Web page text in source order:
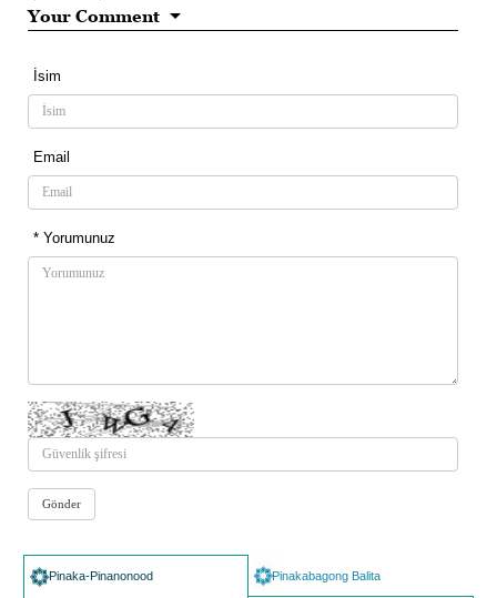
Your Comment
İsim
Email
* Yorumunuz
Pinaka-Pinanonood Pinakabagong Balita